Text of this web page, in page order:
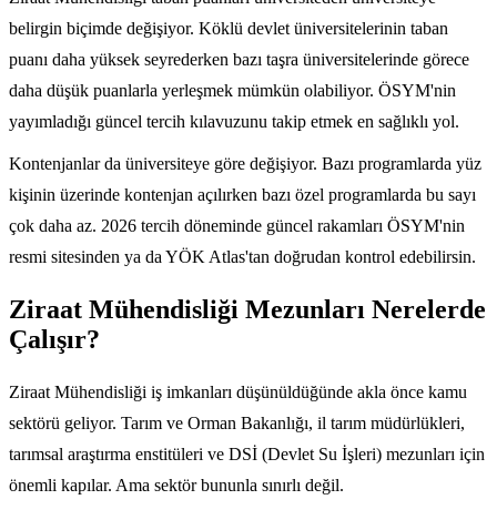
belirgin biçimde değişiyor. Köklü devlet üniversitelerinin taban
puanı daha yüksek seyrederken bazı taşra üniversitelerinde görece
daha düşük puanlarla yerleşmek mümkün olabiliyor. ÖSYM'nin
yayımladığı güncel tercih kılavuzunu takip etmek en sağlıklı yol.
Kontenjanlar da üniversiteye göre değişiyor. Bazı programlarda yüz
kişinin üzerinde kontenjan açılırken bazı özel programlarda bu sayı
çok daha az. 2026 tercih döneminde güncel rakamları ÖSYM'nin
resmi sitesinden ya da YÖK Atlas'tan doğrudan kontrol edebilirsin.
Ziraat Mühendisliği Mezunları Nerelerde
Çalışır?
Ziraat Mühendisliği iş imkanları düşünüldüğünde akla önce kamu
sektörü geliyor. Tarım ve Orman Bakanlığı, il tarım müdürlükleri,
tarımsal araştırma enstitüleri ve DSİ (Devlet Su İşleri) mezunları için
önemli kapılar. Ama sektör bununla sınırlı değil.